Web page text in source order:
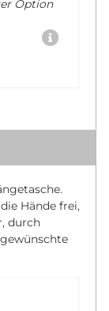
Option
Hände frei,
durch